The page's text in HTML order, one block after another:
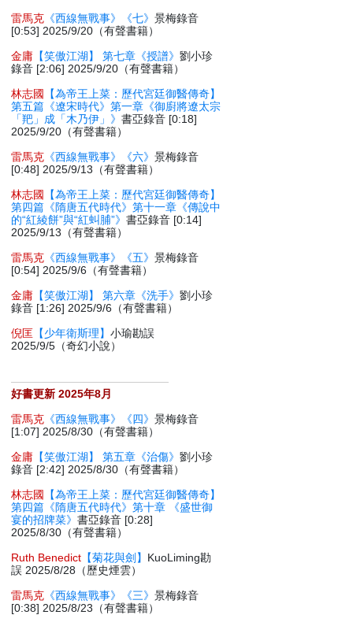
雷馬克 《西線無戰事》《七》景梅錄音
[0:53] 2025/9/20（有聲書籍）
金庸 【笑傲江湖】 第七章《授譜》劉小珍
錄音 [2:06] 2025/9/20（有聲書籍）
林志國
【為帝王上菜：歷代宮廷御醫傳奇】
第五篇《遼宋時代》第一章《御廚將遼太宗
「羓」成「木乃伊」》書亞錄音 [0:18]
2025/9/20（有聲書籍）
雷馬克 《西線無戰事》《六》景梅錄音
[0:48] 2025/9/13（有聲書籍）
林志國
【為帝王上菜：歷代宮廷御醫傳奇】
第四篇《隋唐五代時代》第十一章《傳說中
的“紅綾餅”與“紅虯脯”》書亞錄音 [0:14]
2025/9/13（有聲書籍）
雷馬克 《西線無戰事》《五》景梅錄音
[0:54] 2025/9/6（有聲書籍）
金庸 【笑傲江湖】 第六章《洗手》劉小珍
錄音 [1:26] 2025/9/6（有聲書籍）
倪匡 【少年衛斯理】小瑜勘誤
2025/9/5（奇幻小說）
好書更新 2025年8月
雷馬克 《西線無戰事》《四》景梅錄音
[1:07] 2025/8/30（有聲書籍）
金庸 【笑傲江湖】 第五章《治傷》劉小珍
錄音 [2:42] 2025/8/30（有聲書籍）
林志國
【為帝王上菜：歷代宮廷御醫傳奇】
第四篇《隋唐五代時代》第十章 《盛世御
宴的招牌菜》書亞錄音 [0:28]
2025/8/30（有聲書籍）
Ruth Benedict 【菊花與劍】 KuoLiming勘
誤 2025/8/28（歷史煙雲）
雷馬克 《西線無戰事》《三》景梅錄音
[0:38] 2025/8/23（有聲書籍）